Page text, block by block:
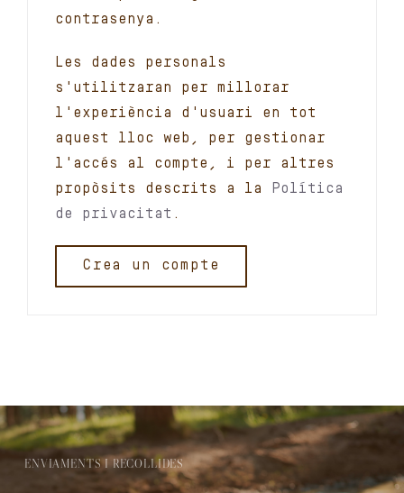
contrasenya.
Les dades personals
s'utilitzaran per millorar
l'experiència d'usuari en tot
aquest lloc web, per gestionar
l'accés al compte, i per altres
propòsits descrits a la
Política
de privacitat .
Crea un compte
ENVIAMENTS I RECOLLIDES